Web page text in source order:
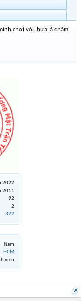
2022
2011
92
2
322
Nam
HCM
vien
chơi với..hứa là chăm